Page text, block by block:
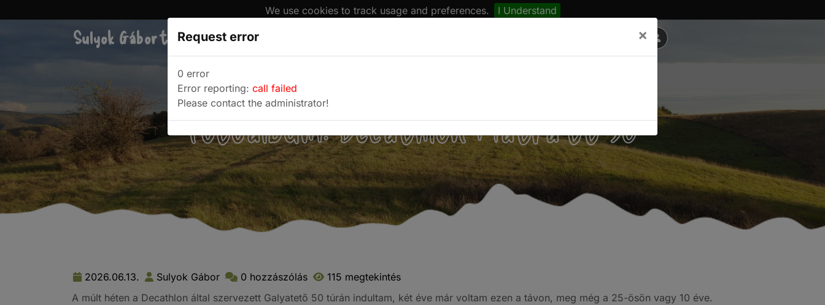
We use cookies to track usage and preferences. I Understand
Sulyok Gábor túrablogja Túranaptár
Fotóalbum: Decathlon Mátra tt 50
2026.06.13. Sulyok Gábor 0 hozzászólás
115 megtekintés
A múlt héten a Decathlon által szervezett Galyatető 50 túrán indultam, két éve már voltam ezen a távon, meg még a 25-ösön vagy 10 éve.
Request error ×
0 error
Error reporting: call failed
Please contact the administrator!